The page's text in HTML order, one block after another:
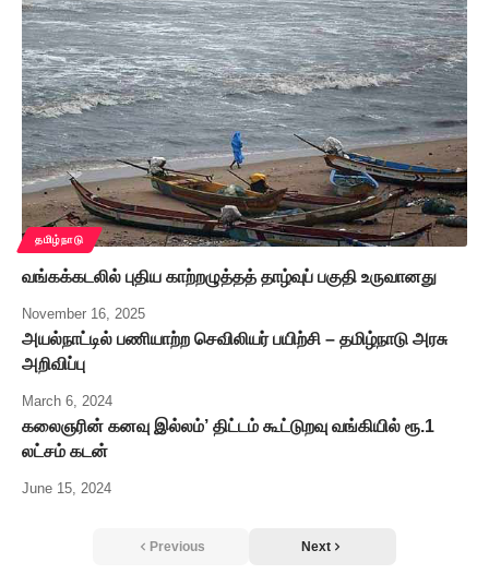
தமிழ்நாடு
வங்கக்கடலில் புதிய காற்றழுத்தத் தாழ்வுப் பகுதி உருவானது
November 16, 2025
அயல்நாட்டில் பணியாற்ற செவிலியர் பயிற்சி – தமிழ்நாடு அரசு
அறிவிப்பு
March 6, 2024
கலைஞரின் கனவு இல்லம்’ திட்டம் கூட்டுறவு வங்கியில் ரூ.1
லட்சம் கடன்
June 15, 2024
Previous Next